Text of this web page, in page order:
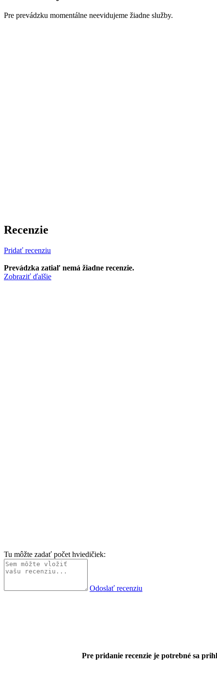
Pre prevádzku momentálne neevidujeme žiadne služby.
Recenzie
Pridať recenziu
Prevádzka zatiaľ nemá žiadne recenzie.
Zobraziť ďalšie
Tu môžte zadať počet hviedičiek:
Odoslať recenziu
Pre pridanie recenzie je potrebné sa